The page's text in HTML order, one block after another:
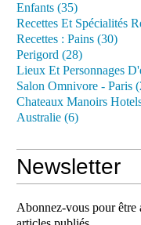
Enfants (35)
Recettes Et Spécialités
Recettes : Pains (30)
Perigord (28)
Lieux Et Personnages
Salon Omnivore - Paris
Chateaux Manoirs
Australie (6)
Newsletter
Abonnez-vous pour être